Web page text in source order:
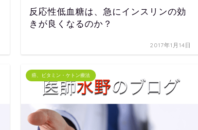
反応性低血糖は、急にインスリンの効
きが良くなるのか？
2017年1月14日
癌、ビタミン・ケトン療法